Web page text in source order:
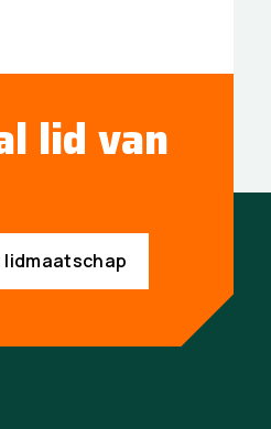
lid van
lidmaatschap